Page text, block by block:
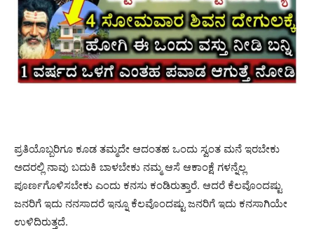
ಪ್ರತಿಯೊಬ್ಬರಿಗೂ ಕೂಡ ತಮ್ಮದೇ ಆದಂತಹ ಒಂದು ಸ್ವಂತ ಮನೆ ಇರಬೇಕು
ಅದರಲ್ಲಿ ನಾವು ಬದುಕಿ ಬಾಳಬೇಕು ನಮ್ಮ ಆಸೆ ಆಕಾಂಕ್ಷೆ ಗಳನ್ನೆಲ್ಲ
ಪೂರ್ಣಗೊಳಿಸಬೇಕು ಎಂದು ಕನಸು ಕಂಡಿರುತ್ತಾರೆ. ಆದರೆ ಕೆಲವೊಂದಷ್ಟು
ಜನರಿಗೆ ಇದು ನನಸಾದರೆ ಇನ್ನೂ ಕೆಲವೊಂದಷ್ಟು ಜನರಿಗೆ ಇದು ಕನಸಾಗಿಯೇ
ಉಳಿದಿರುತ್ತದೆ.